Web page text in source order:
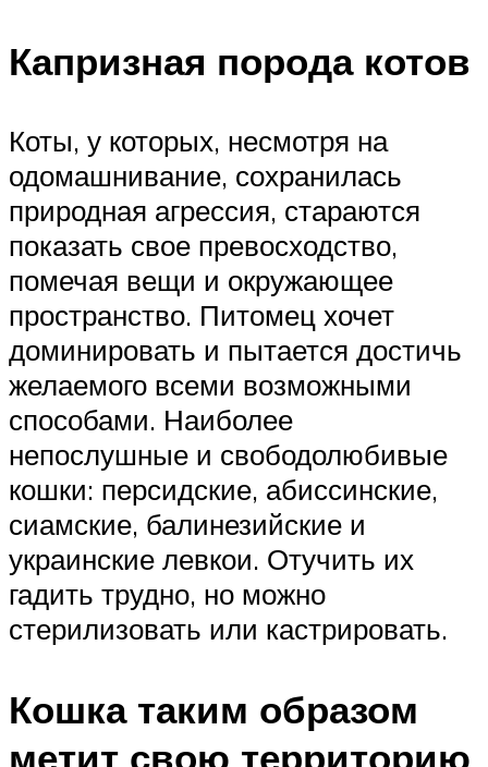
Капризная порода котов
Коты, у которых, несмотря на
одомашнивание, сохранилась
природная агрессия, стараются
показать свое превосходство,
помечая вещи и окружающее
пространство. Питомец хочет
доминировать и пытается достичь
желаемого всеми возможными
способами. Наиболее
непослушные и свободолюбивые
кошки: персидские, абиссинские,
сиамские, балинезийские и
украинские левкои. Отучить их
гадить трудно, но можно
стерилизовать или кастрировать.
Кошка таким образом
метит свою территорию